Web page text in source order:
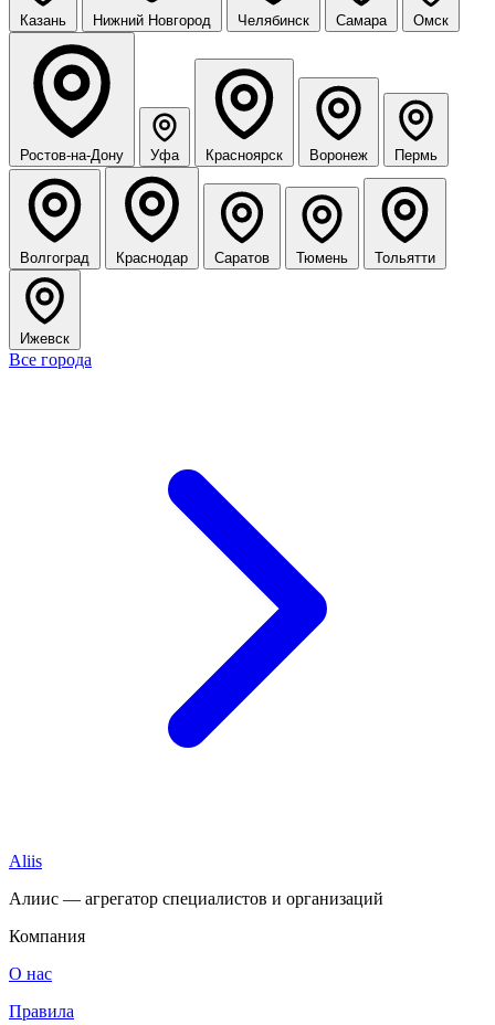
Казань Нижний Новгород Челябинск Самара Омск
Ростов-на-Дону Уфа Красноярск Воронеж Пермь
Волгоград Краснодар Саратов Тюмень Тольятти
Ижевск
Все города
Aliis
Алиис — агрегатор специалистов и организаций
Компания
О нас
Правила